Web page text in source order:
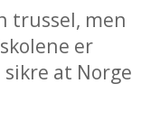
trussel, men
er
at Norge